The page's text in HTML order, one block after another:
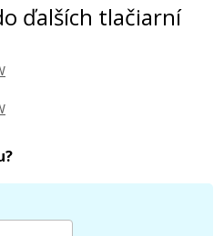
ďalších tlačiarní